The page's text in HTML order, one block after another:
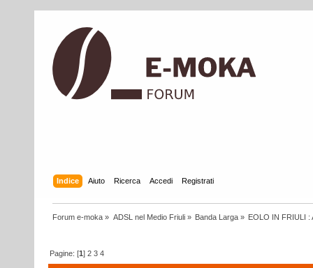
Indice Aiuto Ricerca Accedi Registrati
Forum e-moka » ADSL nel Medio Friuli» Banda Larga» EOLO IN FRIULI :
Pagine: [1]2 3 4